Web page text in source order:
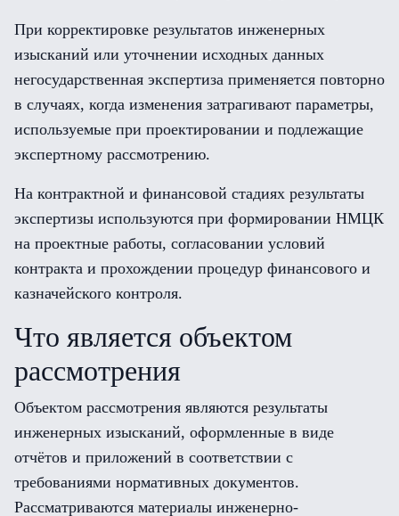
При корректировке результатов инженерных
изысканий или уточнении исходных данных
негосударственная экспертиза применяется повторно
в случаях, когда изменения затрагивают параметры,
используемые при проектировании и подлежащие
экспертному рассмотрению.
На контрактной и финансовой стадиях результаты
экспертизы используются при формировании НМЦК
на проектные работы, согласовании условий
контракта и прохождении процедур финансового и
казначейского контроля.
Что является объектом
рассмотрения
Объектом рассмотрения являются результаты
инженерных изысканий, оформленные в виде
отчётов и приложений в соответствии с
требованиями нормативных документов.
Рассматриваются материалы инженерно-